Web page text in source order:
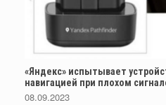
«Яндекс» испытывает
навигацией при плохом
08.09.2023